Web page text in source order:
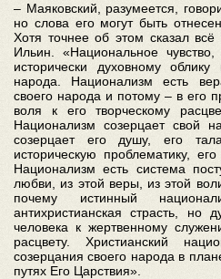
– Маяковский, разумеется,
но слова его могут быть
Хотя точнее об этом сказал
Ильин. «Национальное
исторически духовному
народа. Национализм есть
своего народа и потому – в его
воля к его творческому
Национализм созерцает свой
созерцает его душу, его
историческую проблематику,
Национализм есть система
любви, из этой веры, из этой
почему истинный
антихристианская страсть, но
человека к жертвенному
расцвету. Христианский
созерцания своего народа в
путях Его Царствия».